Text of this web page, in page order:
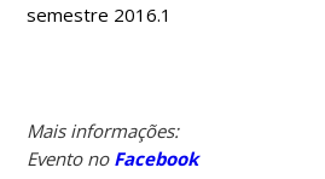
semestre 2016.1
Mais informações:
Evento no Facebook